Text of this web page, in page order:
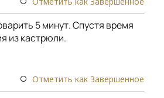
5 минут. Спустя время
из кастрюли.
Отметить как Завершенное